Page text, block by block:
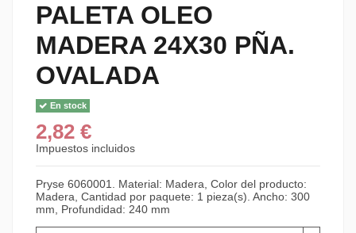
PALETA OLEO
MADERA 24X30 PÑA.
OVALADA
En stock
2,82 €
Impuestos incluidos
Pryse 6060001. Material: Madera, Color del producto:
Madera, Cantidad por paquete: 1 pieza(s). Ancho: 300
mm, Profundidad: 240 mm